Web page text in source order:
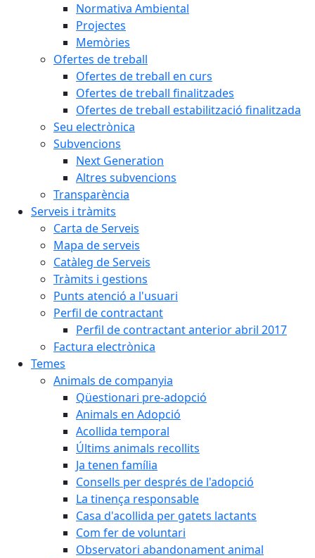
Normativa Ambiental
Projectes
Memòries
Ofertes de treball
Ofertes de treball en curs
Ofertes de treball finalitzades
Ofertes de treball estabilització finalitzada
Seu electrònica
Subvencions
Next Generation
Altres subvencions
Transparència
Serveis i tràmits
Carta de Serveis
Mapa de serveis
Catàleg de Serveis
Tràmits i gestions
Punts atenció a l'usuari
Perfil de contractant
Perfil de contractant anterior abril 2017
Factura electrònica
Temes
Animals de companyia
Qüestionari pre-adopció
Animals en Adopció
Acollida temporal
Últims animals recollits
Ja tenen família
Consells per després de l'adopció
La tinença responsable
Casa d'acollida per gatets lactants
Com fer de voluntari
Observatori abandonament animal